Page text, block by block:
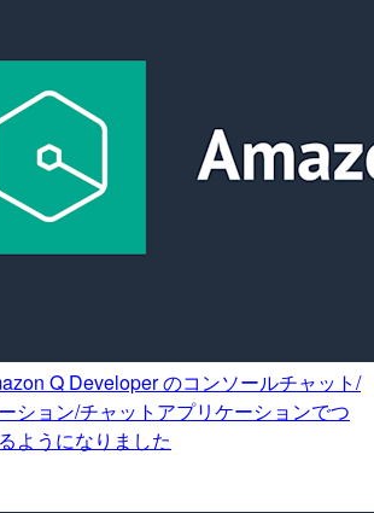
Q Developer のコンソールチャット/
ション/チャットアプリケーションでつ
ようになりました